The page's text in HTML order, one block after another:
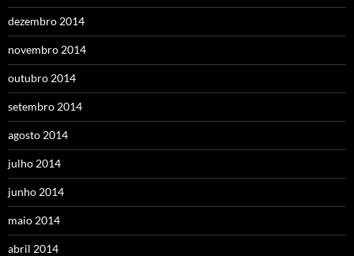
dezembro 2014
novembro 2014
outubro 2014
setembro 2014
agosto 2014
julho 2014
junho 2014
maio 2014
abril 2014